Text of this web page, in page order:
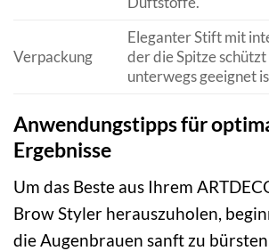
Verpackung
Eleganter Stift mit
der die Spitze
unterwegs geeignet
Anwendungstipps für
Ergebnisse
Um das Beste aus Ihrem
Brow Styler herauszuholen,
die Augenbrauen sanft zu